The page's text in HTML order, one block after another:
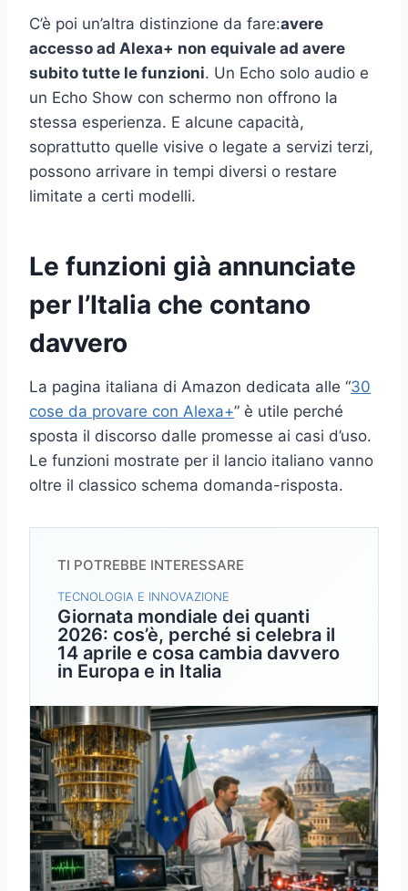
C’è poi un’altra distinzione da fare:avere
accesso ad Alexa+ non equivale ad avere
subito tutte le funzioni. Un Echo solo audio e
un Echo Show con schermo non offrono la
stessa esperienza. E alcune capacità,
soprattutto quelle visive o legate a servizi terzi,
possono arrivare in tempi diversi o restare
limitate a certi modelli.
Le funzioni già annunciate
per l’Italia che contano
davvero
La pagina italiana di Amazon dedicata alle “30
cose da provare con Alexa+” è utile perché
sposta il discorso dalle promesse ai casi d’uso.
Le funzioni mostrate per il lancio italiano vanno
oltre il classico schema domanda-risposta.
TI POTREBBE INTERESSARE
TECNOLOGIA E INNOVAZIONE
Giornata mondiale dei quanti
2026: cos’è, perché si celebra il
14 aprile e cosa cambia davvero
in Europa e in Italia